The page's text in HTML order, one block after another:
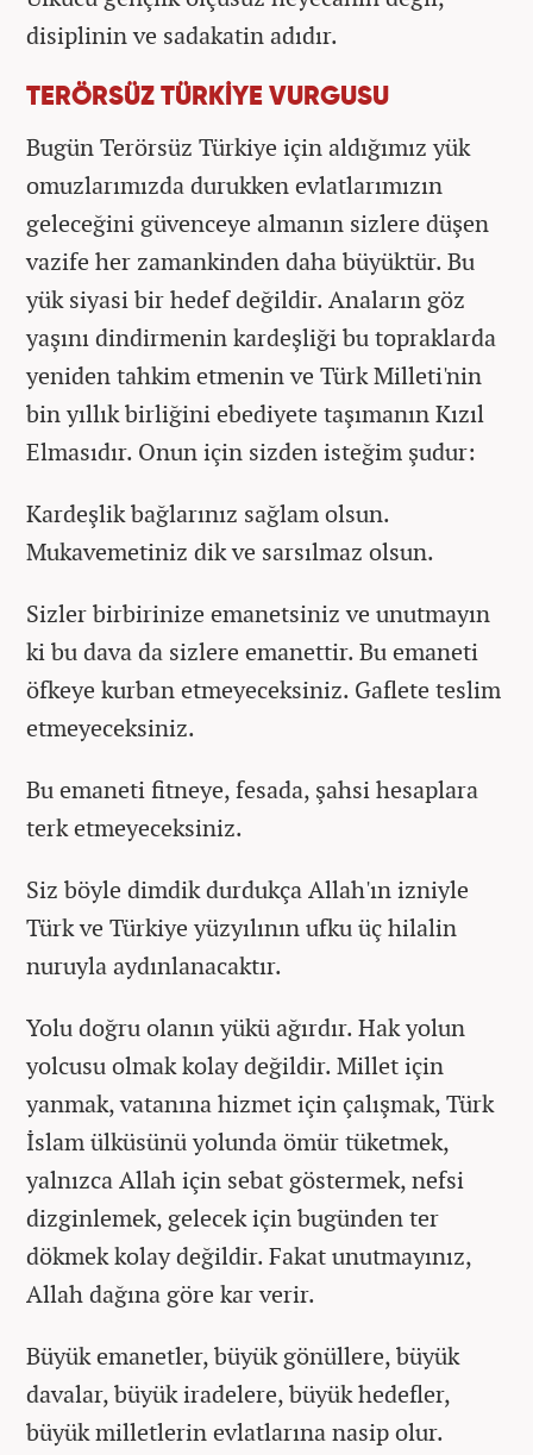
disiplinin ve sadakatin adıdır.
TERÖRSÜZ TÜRKİYE VURGUSU
Bugün Terörsüz Türkiye için aldığımız yük
omuzlarımızda durukken evlatlarımızın
geleceğini güvenceye almanın sizlere düşen
vazife her zamankinden daha büyüktür. Bu
yük siyasi bir hedef değildir. Anaların göz
yaşını dindirmenin kardeşliği bu topraklarda
yeniden tahkim etmenin ve Türk Milleti'nin
bin yıllık birliğini ebediyete taşımanın Kızıl
Elmasıdır. Onun için sizden isteğim şudur:
Kardeşlik bağlarınız sağlam olsun.
Mukavemetiniz dik ve sarsılmaz olsun.
Sizler birbirinize emanetsiniz ve unutmayın
ki bu dava da sizlere emanettir. Bu emaneti
öfkeye kurban etmeyeceksiniz. Gaflete teslim
etmeyeceksiniz.
Bu emaneti fitneye, fesada, şahsi hesaplara
terk etmeyeceksiniz.
Siz böyle dimdik durdukça Allah'ın izniyle
Türk ve Türkiye yüzyılının ufku üç hilalin
nuruyla aydınlanacaktır.
Yolu doğru olanın yükü ağırdır. Hak yolun
yolcusu olmak kolay değildir. Millet için
yanmak, vatanına hizmet için çalışmak, Türk
İslam ülküsünü yolunda ömür tüketmek,
yalnızca Allah için sebat göstermek, nefsi
dizginlemek, gelecek için bugünden ter
dökmek kolay değildir. Fakat unutmayınız,
Allah dağına göre kar verir.
Büyük emanetler, büyük gönüllere, büyük
davalar, büyük iradelere, büyük hedefler,
büyük milletlerin evlatlarına nasip olur.